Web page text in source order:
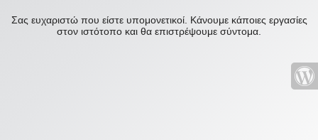
Σας ευχαριστώ που είστε υπομονετικοί. Κάνουμε κάποιες εργασίες
στον ιστότοπο και θα επιστρέψουμε σύντομα.